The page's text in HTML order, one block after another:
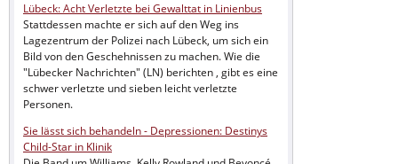
Lübeck: Acht Verletzte bei Gewalttat in Linienbus
Stattdessen machte er sich auf den Weg ins
Lagezentrum der Polizei nach Lübeck, um sich ein
Bild von den Geschehnissen zu machen. Wie die
"Lübecker Nachrichten" (LN) berichten , gibt es eine
schwer verletzte und sieben leicht verletzte
Personen.
Sie lässt sich behandeln - Depressionen: Destinys
Child-Star in Klinik